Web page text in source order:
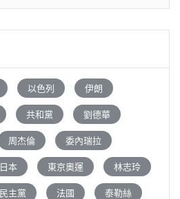
以色列 伊朗
共和黨 劉德華
周杰倫 委內瑞拉
日本 東京奧運 林志玲
民主黨 法國 泰勒絲